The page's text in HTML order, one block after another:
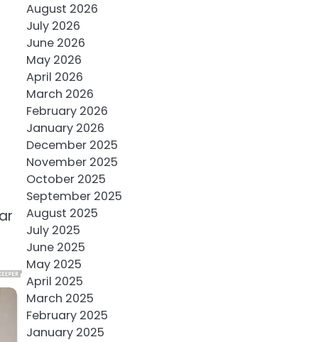
August 2026
July 2026
June 2026
May 2026
April 2026
March 2026
February 2026
January 2026
December 2025
November 2025
October 2025
September 2025
August 2025
July 2025
June 2025
May 2025
April 2025
March 2025
February 2025
January 2025